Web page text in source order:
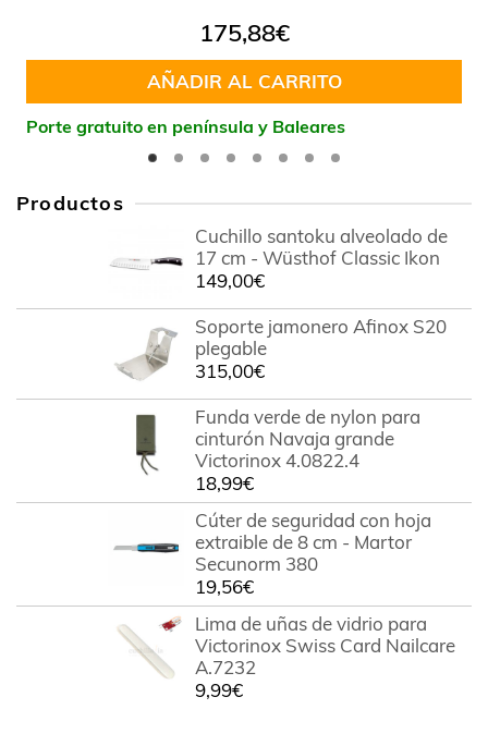
175,88€
AÑADIR AL CARRITO
Porte gratuito en península y Baleares
Productos
Cuchillo santoku alveolado de
17 cm - Wüsthof Classic Ikon
149,00€
Soporte jamonero Afinox S20
plegable
315,00€
Funda verde de nylon para
cinturón Navaja grande
Victorinox 4.0822.4
18,99€
Cúter de seguridad con hoja
extraible de 8 cm - Martor
Secunorm 380
19,56€
Lima de uñas de vidrio para
Victorinox Swiss Card Nailcare
A.7232
9,99€